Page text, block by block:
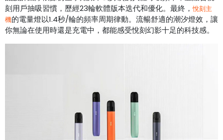
刻用戶抽吸習慣，歷經23輪軟體版本迭代和優化。最終，悅刻主
機的電量燈以1.4秒/輪的頻率周期律動。流暢舒適的潮汐燈效，讓
你無論在使用時還是充電中，都能感受悅刻幻影十足的科技感。